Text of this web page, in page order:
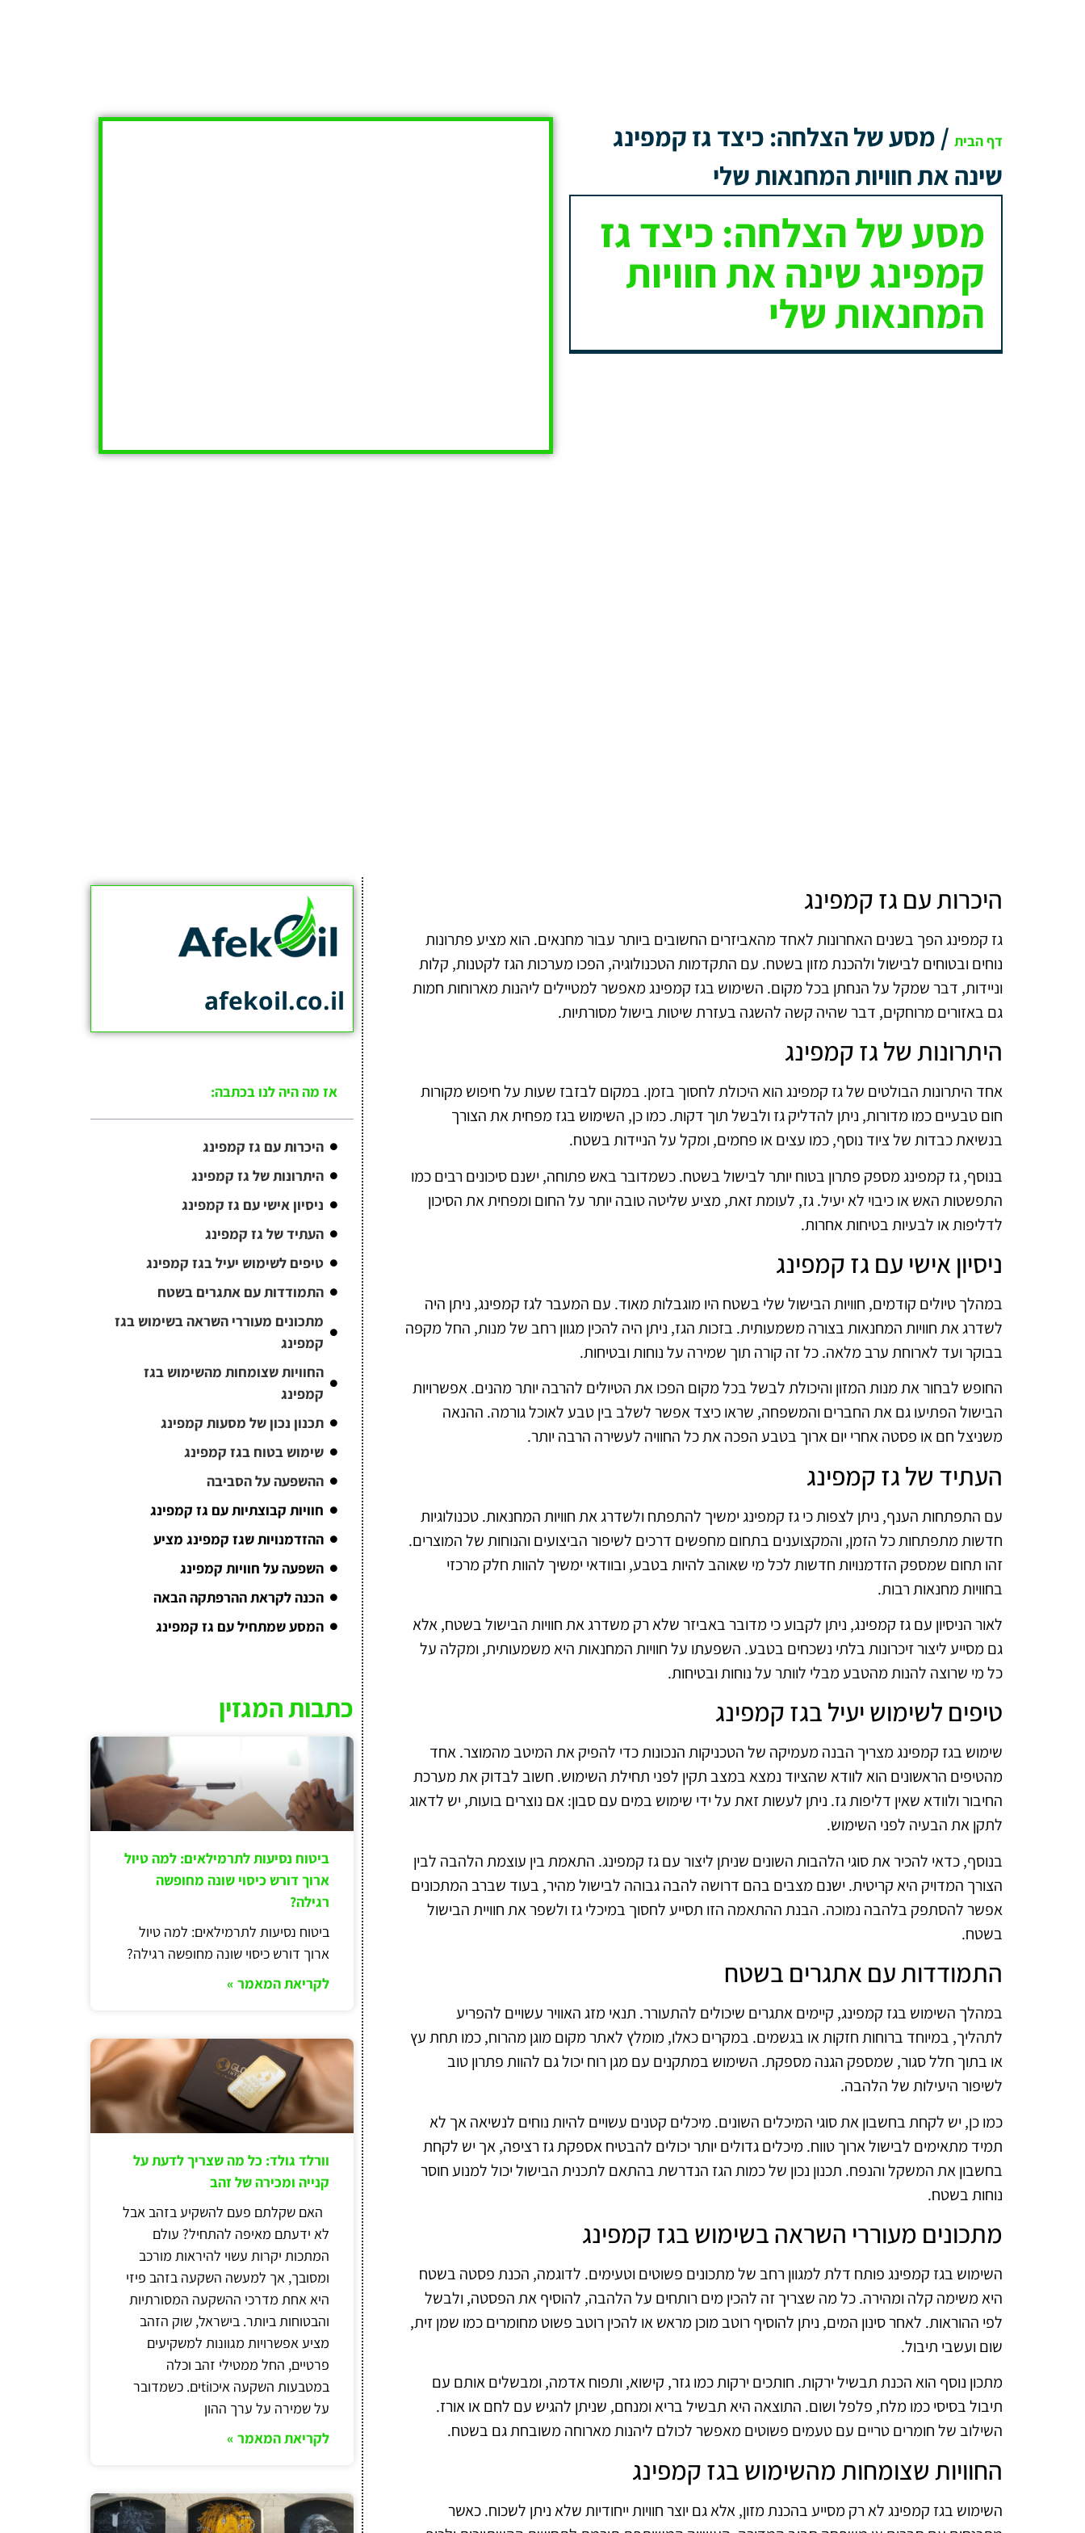
דף הבית /מסע של הצלחה: כיצד גז קמפינג
שינה את חוויות המחנאות שלי
מסע של הצלחה: כיצד גז
קמפינג שינה את חוויות
המחנאות שלי
היכרות עם גז קמפינג
גז קמפינג הפך בשנים האחרונות לאחד מהאביזרים החשובים ביותר עבור מחנאים. הוא מציע פתרונות
נוחים ובטוחים לבישול ולהכנת מזון בשטח. עם התקדמות הטכנולוגיה, הפכו מערכות הגז לקטנות, קלות
וניידות, דבר שמקל על הנחתן בכל מקום. השימוש בגז קמפינג מאפשר למטיילים ליהנות מארוחות חמות
גם באזורים מרוחקים, דבר שהיה קשה להשגה בעזרת שיטות בישול מסורתיות.
היתרונות של גז קמפינג
אחד היתרונות הבולטים של גז קמפינג הוא היכולת לחסוך בזמן. במקום לבזבז שעות על חיפוש מקורות
חום טבעיים כמו מדורות, ניתן להדליק גז ולבשל תוך דקות. כמו כן, השימוש בגז מפחית את הצורך
בנשיאת כבדות של ציוד נוסף, כמו עצים או פחמים, ומקל על הניידות בשטח.
בנוסף, גז קמפינג מספק פתרון בטוח יותר לבישול בשטח. כשמדובר באש פתוחה, ישנם סיכונים רבים כמו
התפשטות האש או כיבוי לא יעיל. גז, לעומת זאת, מציע שליטה טובה יותר על החום ומפחית את הסיכון
לדליפות או לבעיות בטיחות אחרות.
ניסיון אישי עם גז קמפינג
במהלך טיולים קודמים, חוויות הבישול שלי בשטח היו מוגבלות מאוד. עם המעבר לגז קמפינג, ניתן היה
לשדרג את חוויות המחנאות בצורה משמעותית. בזכות הגז, ניתן היה להכין מגוון רחב של מנות, החל מקפה
בבוקר ועד לארוחת ערב מלאה. כל זה קורה תוך שמירה על נוחות ובטיחות.
החופש לבחור את מנות המזון והיכולת לבשל בכל מקום הפכו את הטיולים להרבה יותר מהנים. אפשרויות
הבישול הפתיעו גם את החברים והמשפחה, שראו כיצד אפשר לשלב בין טבע לאוכל גורמה. ההנאה
משניצל חם או פסטה אחרי יום ארוך בטבע הפכה את כל החוויה לעשירה הרבה יותר.
העתיד של גז קמפינג
עם התפתחות הענף, ניתן לצפות כי גז קמפינג ימשיך להתפתח ולשדרג את חוויות המחנאות. טכנולוגיות
חדשות מתפתחות כל הזמן, והמקצוענים בתחום מחפשים דרכים לשיפור הביצועים והנוחות של המוצרים.
זהו תחום שמספק הזדמנויות חדשות לכל מי שאוהב להיות בטבע, ובוודאי ימשיך להוות חלק מרכזי
בחוויות מחנאות רבות.
לאור הניסיון עם גז קמפינג, ניתן לקבוע כי מדובר באביזר שלא רק משדרג את חוויות הבישול בשטח, אלא
גם מסייע ליצור זיכרונות בלתי נשכחים בטבע. השפעתו על חוויות המחנאות היא משמעותית, ומקלה על
כל מי שרוצה להנות מהטבע מבלי לוותר על נוחות ובטיחות.
טיפים לשימוש יעיל בגז קמפינג
שימוש בגז קמפינג מצריך הבנה מעמיקה של הטכניקות הנכונות כדי להפיק את המיטב מהמוצר. אחד
מהטיפים הראשונים הוא לוודא שהציוד נמצא במצב תקין לפני תחילת השימוש. חשוב לבדוק את מערכת
החיבור ולוודא שאין דליפות גז. ניתן לעשות זאת על ידי שימוש במים עם סבון: אם נוצרים בועות, יש לדאוג
לתקן את הבעיה לפני השימוש.
בנוסף, כדאי להכיר את סוגי הלהבות השונים שניתן ליצור עם גז קמפינג. התאמת בין עוצמת הלהבה לבין
הצורך המדויק היא קריטית. ישנם מצבים בהם דרושה להבה גבוהה לבישול מהיר, בעוד שברב המתכונים
אפשר להסתפק בלהבה נמוכה. הבנת ההתאמה הזו תסייע לחסוך במיכלי גז ולשפר את חוויית הבישול
בשטח.
התמודדות עם אתגרים בשטח
במהלך השימוש בגז קמפינג, קיימים אתגרים שיכולים להתעורר. תנאי מזג האוויר עשויים להפריע
לתהליך, במיוחד ברוחות חזקות או בגשמים. במקרים כאלו, מומלץ לאתר מקום מוגן מהרוח, כמו תחת עץ
או בתוך חלל סגור, שמספק הגנה מספקת. השימוש במתקנים עם מגן רוח יכול גם להוות פתרון טוב
לשיפור היעילות של הלהבה.
כמו כן, יש לקחת בחשבון את סוגי המיכלים השונים. מיכלים קטנים עשויים להיות נוחים לנשיאה אך לא
תמיד מתאימים לבישול ארוך טווח. מיכלים גדולים יותר יכולים להבטיח אספקת גז רציפה, אך יש לקחת
בחשבון את המשקל והנפח. תכנון נכון של כמות הגז הנדרשת בהתאם לתכנית הבישול יכול למנוע חוסר
נוחות בשטח.
מתכונים מעוררי השראה בשימוש בגז קמפינג
השימוש בגז קמפינג פותח דלת למגוון רחב של מתכונים פשוטים וטעימים. לדוגמה, הכנת פסטה בשטח
היא משימה קלה ומהירה. כל מה שצריך זה להכין מים רותחים על הלהבה, להוסיף את הפסטה, ולבשל
לפי ההוראות. לאחר סינון המים, ניתן להוסיף רוטב מוכן מראש או להכין רוטב פשוט מחומרים כמו שמן זית,
שום ועשבי תיבול.
מתכון נוסף הוא הכנת תבשיל ירקות. חותכים ירקות כמו גזר, קישוא, ותפוח אדמה, ומבשלים אותם עם
תיבול בסיסי כמו מלח, פלפל ושום. התוצאה היא תבשיל בריא ומנחם, שניתן להגיש עם לחם או אורז.
השילוב של חומרים טריים עם טעמים פשוטים מאפשר לכולם ליהנות מארוחה משובחת גם בשטח.
החוויות שצומחות מהשימוש בגז קמפינג
השימוש בגז קמפינג לא רק מסייע בהכנת מזון, אלא גם יוצר חוויות ייחודיות שלא ניתן לשכוח. כאשר
afekoil.co.il
אז מה היה לנו בכתבה:
היכרות עם גז קמפינג
היתרונות של גז קמפינג
ניסיון אישי עם גז קמפינג
העתיד של גז קמפינג
טיפים לשימוש יעיל בגז קמפינג
התמודדות עם אתגרים בשטח
מתכונים מעוררי השראה בשימוש בגז
קמפינג
החוויות שצומחות מהשימוש בגז
קמפינג
תכנון נכון של מסעות קמפינג
שימוש בטוח בגז קמפינג
ההשפעה על הסביבה
חוויות קבוצתיות עם גז קמפינג
ההזדמנויות שגז קמפינג מציע
השפעה על חוויות קמפינג
הכנה לקראת ההרפתקה הבאה
המסע שמתחיל עם גז קמפינג
כתבות המגזין
ביטוח נסיעות לתרמילאים: למה טיול
ארוך דורש כיסוי שונה מחופשה
רגילה?
ביטוח נסיעות לתרמילאים: למה טיול
ארוך דורש כיסוי שונה מחופשה רגילה?
לקריאת המאמר »
וורלד גולד: כל מה שצריך לדעת על
קנייה ומכירה של זהב
האם שקלתם פעם להשקיע בזהב אבל
לא ידעתם מאיפה להתחיל? עולם
המתכות יקרות עשוי להיראות מורכב
ומסובך, אך למעשה השקעה בזהב פיזי
היא אחת מדרכי ההשקעה המסורתיות
והבטוחות ביותר. בישראל, שוק הזהב
מציע אפשרויות מגוונות למשקיעים
פרטיים, החל ממטילי זהב וכלה
במטבעות השקעה איכוtiים. כשמדובר
על שמירה על ערך ההון
לקריאת המאמר »